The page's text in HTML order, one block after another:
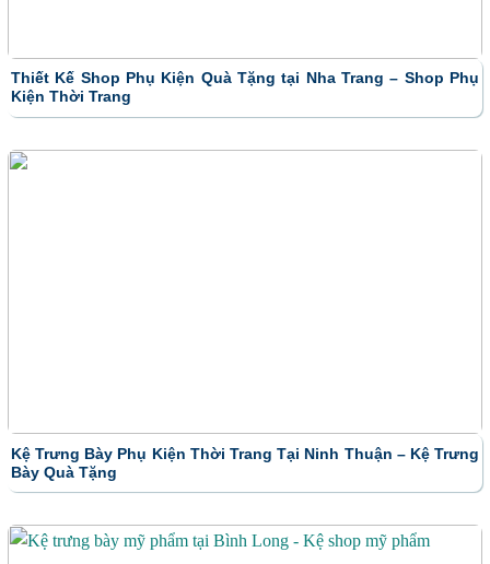
Thiết Kế Shop Phụ Kiện Quà Tặng tại Nha Trang – Shop Phụ
Kiện Thời Trang
Kệ Trưng Bày Phụ Kiện Thời Trang Tại Ninh Thuận – Kệ Trưng
Bày Quà Tặng